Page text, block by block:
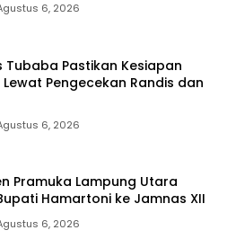
6, 2026
Tubaba Pastikan Kesiapan
Lewat Pengecekan Randis dan
6, 2026
Pramuka Lampung Utara
Hamartoni ke Jamnas XII
6, 2026